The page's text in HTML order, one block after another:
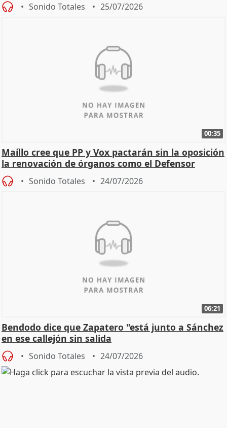
Sonido Totales 25/07/2026
00:35
Maíllo cree que PP y Vox pactarán sin la oposición
la renovación de órganos como el Defensor
Sonido Totales 24/07/2026
06:21
Bendodo dice que Zapatero "está junto a Sánchez
en ese callejón sin salida
Sonido Totales 24/07/2026